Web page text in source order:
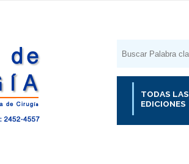
TODAS LAS
EDICIONES